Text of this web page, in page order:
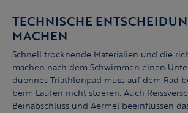
TECHNISCHE
MACHEN
Schnell trocknende Materialien und die
machen nach dem Schwimmen einen
duennes Triathlonpad muss auf dem Rad
beim Laufen nicht stoeren. Auch
Beinabschluss und Aermel beeinflussen